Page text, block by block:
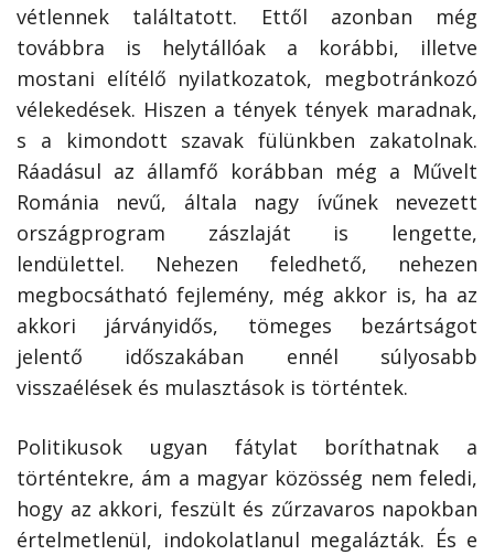
vétlennek találtatott. Ettől azonban még
továbbra is helytállóak a korábbi, illetve
mostani elítélő nyilatkozatok, megbotránkozó
vélekedések. Hiszen a tények tények maradnak,
s a kimondott szavak fülünkben zakatolnak.
Ráadásul az államfő korábban még a Művelt
Románia nevű, általa nagy ívűnek nevezett
országprogram zászlaját is lengette,
lendülettel. Nehezen feledhető, nehezen
megbocsátható fejlemény, még akkor is, ha az
akkori járványidős, tömeges bezártságot
jelentő időszakában ennél súlyosabb
visszaélések és mulasztások is történtek.
Politikusok ugyan fátylat boríthatnak a
történtekre, ám a magyar közösség nem feledi,
hogy az akkori, feszült és zűrzavaros napokban
értelmetlenül, indokolatlanul megalázták. És e